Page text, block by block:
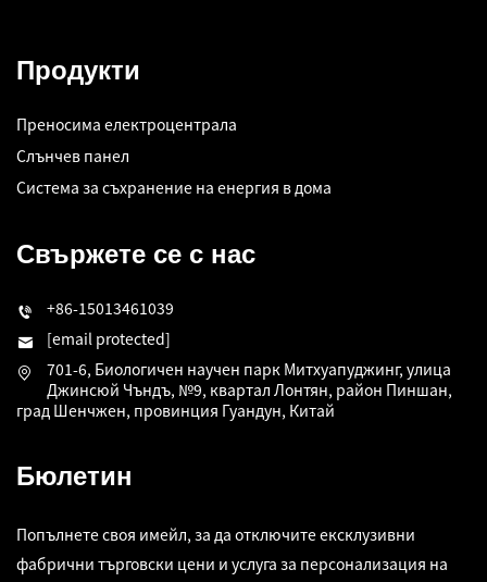
Продукти
Преносима електроцентрала
Слънчев панел
Система за съхранение на енергия в дома
Свържете се с нас
+86-15013461039
[email protected]
701-6, Биологичен научен парк Митхуапуджинг, улица
Джинсюй Чъндъ, №9, квартал Лонтян, район Пиншан,
град Шенчжен, провинция Гуандун, Китай
Бюлетин
Попълнете своя имейл, за да отключите ексклузивни
фабрични търговски цени и услуга за персонализация на